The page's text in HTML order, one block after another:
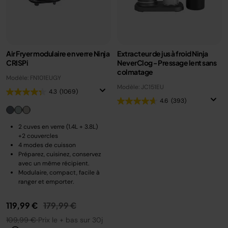
Air Fryer modulaire en verre Ninja
CRISPi
Modèle: FN101EUGY
4.3 (1069)
2 cuves en verre (1.4L + 3.8L)
+2 couvercles
4 modes de cuisson
Préparez, cuisinez, conservez
avec un même récipient.
Modulaire, compact, facile à
ranger et emporter.
119,99 € Prix réduit de
179,99 €au
109,99 €Prix le + bas sur 30j
Extracteur de jus à froid Ninja
NeverClog - Pressage lent sans
colmatage
Modèle: JC151EU
4.6 (393)